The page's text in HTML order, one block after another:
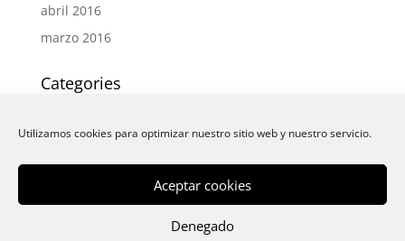
Utilizamos cookies para optimizar nuestro sitio web y nuestro servicio.
Aceptar cookies
Denegado
abril 2016
marzo 2016
Categories
Eventos
News